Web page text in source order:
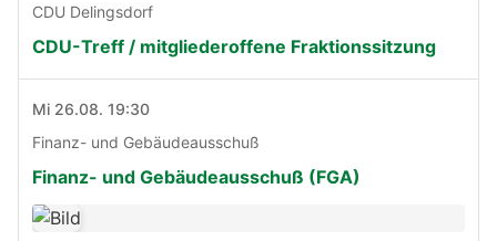
CDU Delingsdorf
CDU-Treff / mitgliederoffene Fraktionssitzung
Mi 26.08. 19:30
Finanz- und Gebäudeausschuß
Finanz- und Gebäudeausschuß (FGA)